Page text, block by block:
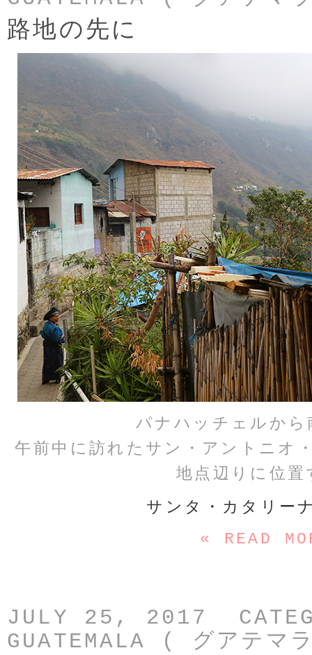
路地の先に
パナハッチェルか
午前中に訪れたサン・アントニオ
地点辺りに位置
サンタ・カタリー
« READ
JULY 25, 2017
GUATEMALA ( グアテマ